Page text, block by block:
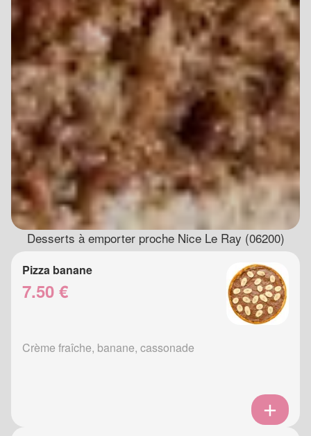
Desserts à emporter proche Nice Le Ray (06200)
Pizza banane
7.50 €
Crème fraîche, banane, cassonade